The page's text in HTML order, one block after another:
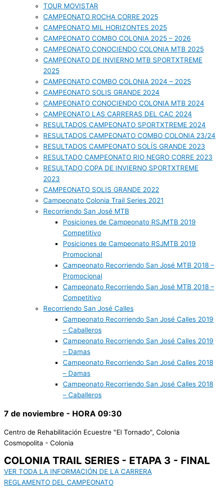
TOUR MOVISTAR
CAMPEONATO ROCHA CORRE 2025
CAMPEONATO MIL HORIZONTES 2025
CAMPEONATO COMBO COLONIA 2025 – 2026
CAMPEONATO CONOCIENDO COLONIA MTB 2025
CAMPEONATO DE INVIERNO MTB SPORTXTREME
2025
CAMPEONATO COMBO COLONIA 2024 – 2025
CAMPEONATO SOLIS GRANDE 2024
CAMPEONATO CONOCIENDO COLONIA MTB 2024
CAMPEONATO LAS CARRERAS DEL CAC 2024
RESULTADOS CAMPEONATO SPORTXTREME 2024
RESULTADOS CAMPEONATO COMBO COLONIA 23/24
RESULTADOS CAMPEONATO SOLÍS GRANDE 2023
RESULTADO CAMPEONATO RIO NEGRO CORRE 2023
RESULTADO COPA DE INVIERNO SPORTXTREME
2023
CAMPEONATO SOLIS GRANDE 2022
Campeonato Colonia Trail Series 2021
Recorriendo San José MTB
Posiciones de Campeonato RSJMTB 2019
Competitivo
Posiciones de Campeonato RSJMTB 2019
Promocional
Campeonato Recorriendo San José MTB 2018 –
Promocional
Campeonato Recorriendo San José MTB 2018 –
Competitivo
Recorriendo San José Calles
Campeonato Recorriendo San José Calles 2019
– Caballeros
Campeonato Recorriendo San José Calles 2019
– Damas
Campeonato Recorriendo San José Calles 2018
– Damas
Campeonato Recorriendo San José Calles 2018
– Caballeros
7 de noviembre - HORA 09:30
Centro de Rehabilitación Ecuestre "El Tornado", Colonia
Cosmopolita - Colonia
COLONIA TRAIL SERIES - ETAPA 3 - FINAL
VER TODA LA INFORMACIÓN DE LA CARRERA
REGLAMENTO DEL CAMPEONATO